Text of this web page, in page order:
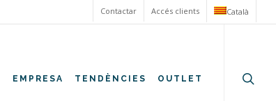
Contactar Accés clients Català
EMPRESA TENDÈNCIES OUTLET